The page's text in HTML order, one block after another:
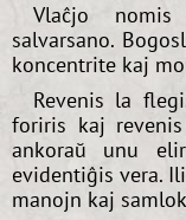
Vlaĉjo
salvarsano.
koncentrite kaj
Revenis la
foriris kaj
ankoraŭ unu
evidentiĝis vera.
manojn kaj